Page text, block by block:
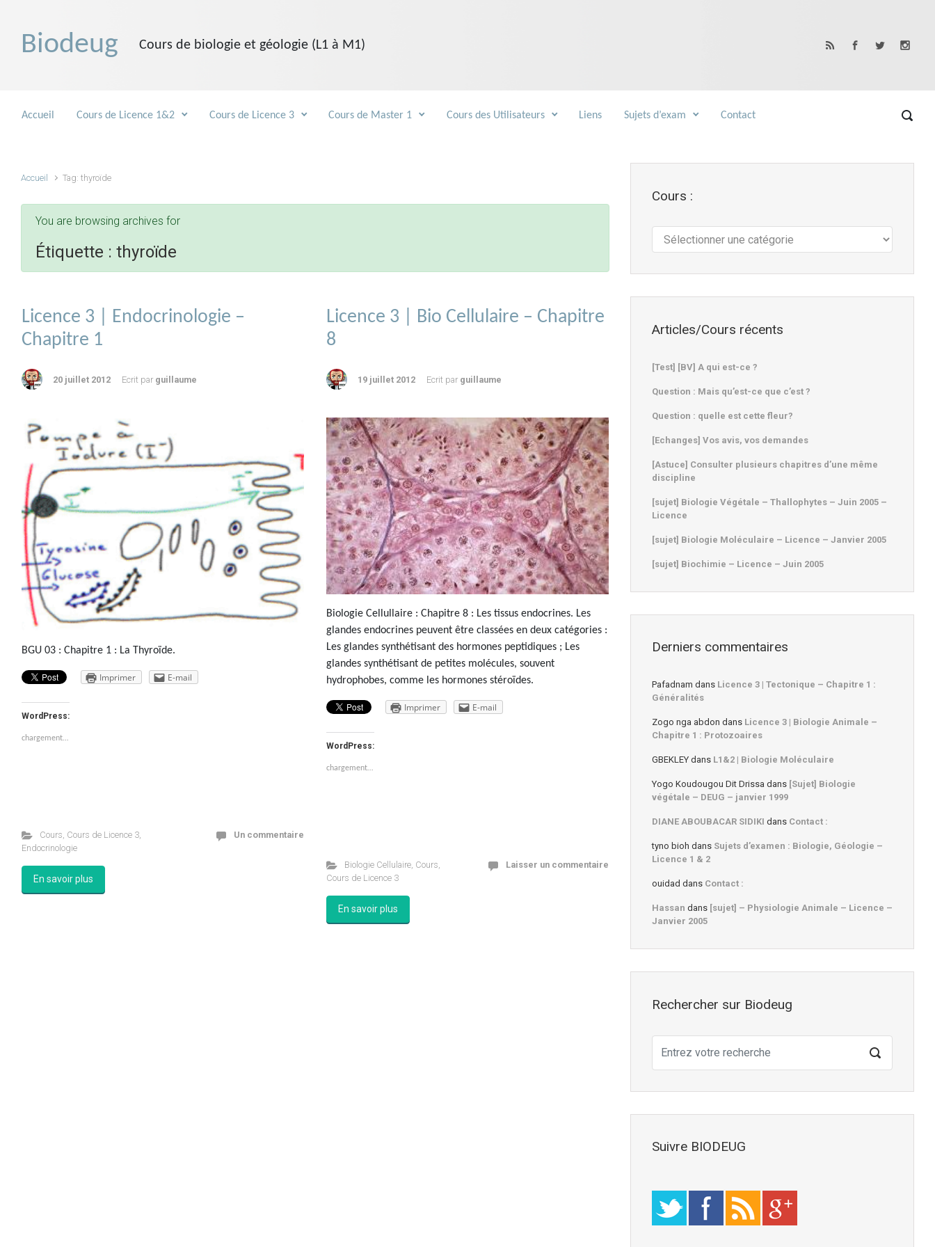
Biodeug Cours de biologie et géologie (L1 à M1)
Accueil Cours de Licence 1&2 Cours de Licence 3 Cours de Master 1 Cours des Utilisateurs Liens Sujets d’exam Contact
Accueil Tag: thyroïde
You are browsing archives for
Étiquette : thyroïde
Licence 3 | Endocrinologie –
Chapitre 1
20 juillet 2012 Ecrit par guillaume
BGU 03 : Chapitre 1 : La Thyroïde.
Imprimer E-mail
WordPress:
chargement…
Cours Cours de Licence 3,
Endocrinologie
Un commentaire
En savoir plus
Licence 3 | Bio Cellulaire – Chapitre
8
19 juillet 2012 Ecrit par guillaume
Biologie Cellullaire : Chapitre 8 : Les tissus endocrines. Les
glandes endocrines peuvent être classées en deux catégories :
Les glandes synthétisant des hormones peptidiques ; Les
glandes synthétisant de petites molécules, souvent
hydrophobes, comme les hormones stéroïdes.
Imprimer E-mail
WordPress:
chargement…
Biologie Cellulaire, Cours,
Cours de Licence 3
Laisser un commentaire
En savoir plus
Cours :
Articles/Cours récents
[Test] [BV] A qui est-ce ?
Question : Mais qu’est-ce que c’est ?
Question : quelle est cette fleur?
[Echanges] Vos avis, vos demandes
[Astuce] Consulter plusieurs chapitres d’une même
discipline
[sujet] Biologie Végétale – Thallophytes – Juin 2005 –
Licence
[sujet] Biologie Moléculaire – Licence – Janvier 2005
[sujet] Biochimie – Licence – Juin 2005
Derniers commentaires
Pafadnam dans Licence 3 | Tectonique – Chapitre 1 :
Généralités
Zogo nga abdon dans Licence 3 | Biologie Animale –
Chapitre 1 : Protozoaires
GBEKLEY dans L1&2 | Biologie Moléculaire
Yogo Koudougou Dit Drissa dans [Sujet] Biologie
végétale – DEUG – janvier 1999
DIANE ABOUBACAR SIDIKI dans Contact :
tyno bioh dans Sujets d’examen : Biologie, Géologie –
Licence 1 & 2
ouidad dans Contact :
Hassan dans [sujet] – Physiologie Animale – Licence –
Janvier 2005
Rechercher sur Biodeug
Suivre BIODEUG